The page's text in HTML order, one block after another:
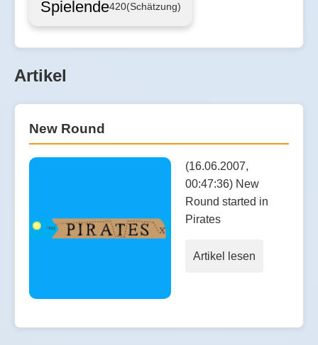
Spielende420(Schätzung)
Artikel
New Round
(16.06.2007,
00:47:36) New
Round started in
Pirates
Artikel lesen